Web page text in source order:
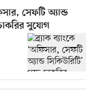
সেফটি অ্যান্ড
সুযোগ